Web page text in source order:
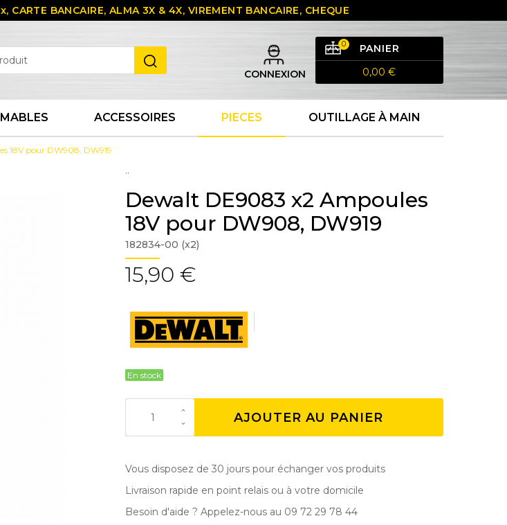
CARTE BANCAIRE, ALMA 3X & 4X, VIREMENT BANCAIRE, CHEQUE
CONNEXION
PANIER
0
0,00 €
ACCESSOIRES PIECES OUTILLAGE À MAIN
18V pour DW908, DW919
..
Dewalt DE9083 x2 Ampoules
18V pour DW908, DW919
182834-00 (x2)
15,90 €
En stock
AJOUTER AU PANIER
Vous disposez de 30 jours pour échanger vos produits
Livraison rapide en point relais ou à votre domicile
Besoin d'aide ? Appelez-nous au 09 72 29 78 44